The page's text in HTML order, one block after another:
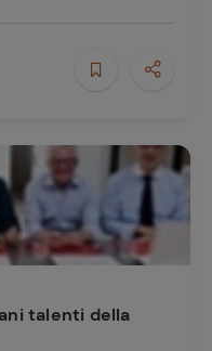
talenti della